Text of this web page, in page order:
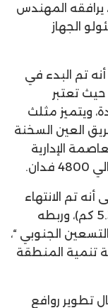
يرافقه المهندس
الجهاز
تم البدء في
تعتبر
ويتميز مثلث
العين السخنة
الإدارية
تم الانتهاء
من تنفيذ طريق بمثلث الأمل بطول (5.3 كم)، وربطه
الجنوبي “،
تنمية المنطقة
تطوير روافع